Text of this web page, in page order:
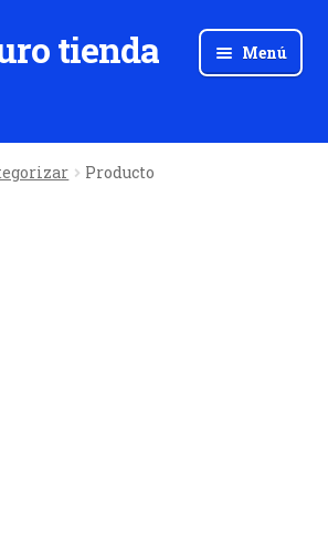
tienda
Menú
Producto